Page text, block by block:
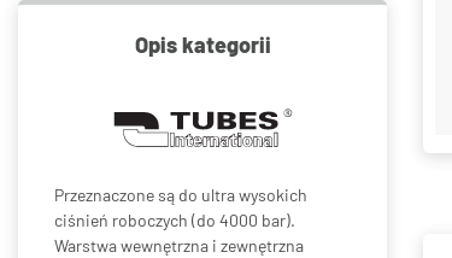
Opis kategorii
Przeznaczone są do ultra wysokich
ciśnień roboczych (do 4000 bar).
Warstwa wewnętrzna i zewnętrzna